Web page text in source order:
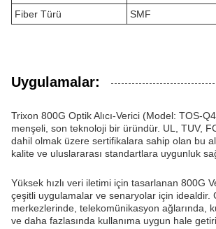
Fiber Türü
SMF
Uygulamalar:
Trixon 800G Optik Alıcı-Verici (Model: TOS-
menşeli, son teknoloji bir üründür. UL, TUV,
dahil olmak üzere sertifikalara sahip olan bu
kalite ve uluslararası standartlara uygunluk
Yüksek hızlı veri iletimi için tasarlanan 800G
çeşitli uygulamalar ve senaryolar için idealdir.
merkezlerinde, telekomünikasyon ağlarında,
ve daha fazlasında kullanıma uygun hale